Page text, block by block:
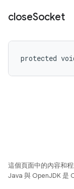
closeSocket
protected
這個頁面中的內容和
Java 與 OpenJDK 是